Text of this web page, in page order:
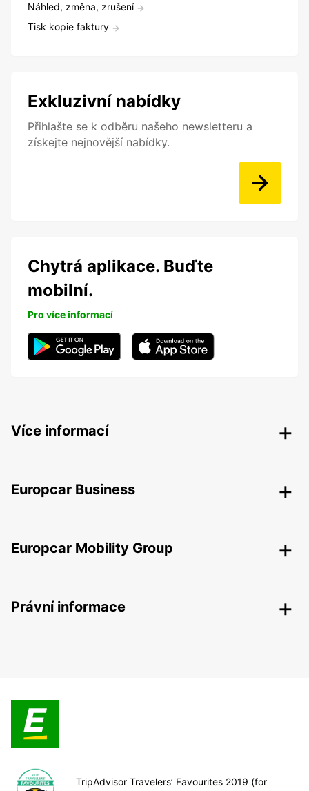
Náhled, změna, zrušení
Tisk kopie faktury
Exkluzivní nabídky
Přihlašte se k odběru našeho newsletteru a
získejte nejnovější nabídky.
Chytrá aplikace. Buďte
mobilní.
Pro více informací
Více informací
Europcar Business
Europcar Mobility Group
Právní informace
TripAdvisor Travelers’ Favourites 2019 (for